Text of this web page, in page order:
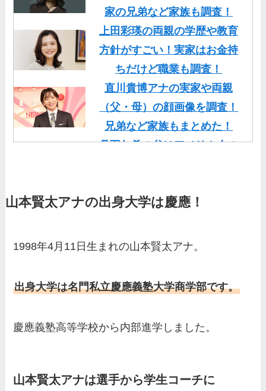
家の兄弟など家族も調査！
上田彩瑛の両親の学歴や教育
方針がすごい！実家はお金持
ちだけど職業も調査！
直川貴博アナの実家や両親
（父・母）の顔画像を調査！
兄弟など家族もまとめた！
丹羽仁希の父はアメリカ人の
基俊介の実家はお金持ち？兄
人？家族を調査！
両親（父・母）の職業や妹な
ど、家族を調査！
母）を徹底調査！実家の兄弟
片岡凜の母親が美人！家族構
山本賢太アナの出身大学は慶應！
1998年4月11日生まれの山本賢太アナ。
出身大学は名門私立慶應義塾大学商学部です。
慶應義塾高等学校から内部進学しました。
山本賢太アナは選手から学生コーチに